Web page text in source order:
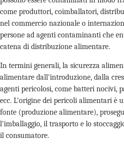
come produttori, coimballatori,
nel commercio nazionale o
persone ad agenti contaminanti che
catena di distribuzione alimentare.
In termini generali, la sicurezza
alimentare dall'introduzione, dalla
agenti pericolosi, come batteri nocivi,
ecc. L'origine dei pericoli alimentari è
fonte (produzione alimentare),
l'imballaggio, il trasporto e lo
il consumatore.